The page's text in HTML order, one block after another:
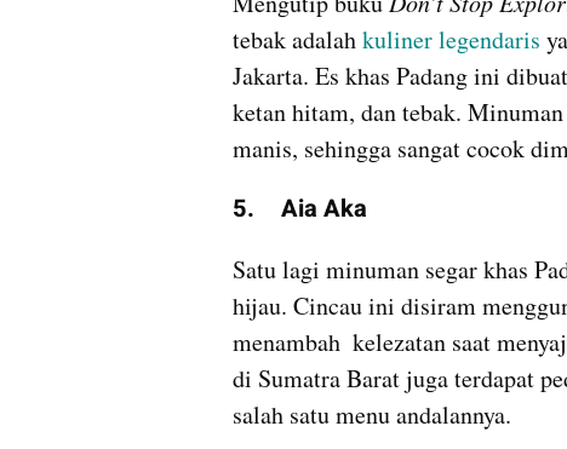
tebak adalah kuliner legendaris
Jakarta. Es khas Padang ini
ketan hitam, dan tebak.
manis, sehingga sangat cocok
5.	Aia Aka
Satu lagi minuman segar khas
hijau. Cincau ini disiram
menambah  kelezatan saat
di Sumatra Barat juga terdapat
salah satu menu andalannya.